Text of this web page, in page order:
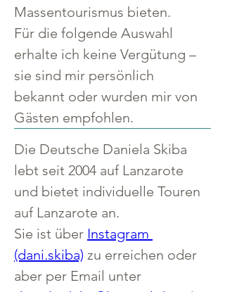
Massentourismus bieten.
Für die folgende Auswahl
erhalte ich keine Vergütung –
sie sind mir persönlich
bekannt oder wurden mir von
Gästen empfohlen.
Die Deutsche Daniela Skiba
lebt seit 2004 auf Lanzarote
und bietet individuelle Touren
auf Lanzarote an.
Sie ist über Instagram
(dani.skiba) zu erreichen oder
aber per Email unter